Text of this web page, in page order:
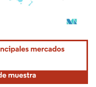
según CC BY 4.0.